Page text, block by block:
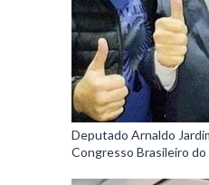
Deputado Arnaldo
Congresso Brasileiro